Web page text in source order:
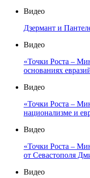
Видео
Дзермант и
Видео
«Точки Роста –
основаниях
Видео
«Точки Роста –
национализме и
Видео
«Точки Роста –
от Севастополя
Видео